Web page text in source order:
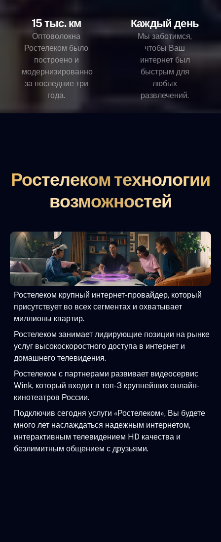
15 тыс. км
Оптоволокна
Ростелеком было
построено и
модернизированно
за последние три
года.
Каждый день
Мы заботимся,
чтобы Ваш
интернет был
быстрым для
любых
развлечений.
Ростелеком технологии
возможностей
Ростелеком крупный интернет-провайдер, который
присутствует во всех сегментах и охватывает
миллионы квартир.
Ростелеком занимает лидирующие позиции на рынке
услуг высокоскоростного доступа в интернет и
домашнего телевидения.
Ростелеком с партнерами развивает видеосервис
Wink, который входит в топ-3 крупнейших онлайн-
кинотеатров России.
Подключив сегодня услуги «Ростелеком», Вы будете
много лет наслаждаться надежным интернетом,
интерактивным телевидением HD качества и
безлимитным общением с друзьями.